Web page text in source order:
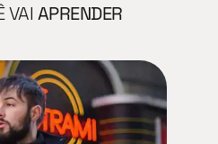
VAI APRENDER